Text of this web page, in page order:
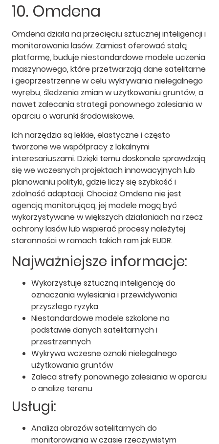
10. Omdena
Omdena działa na przecięciu sztucznej inteligencji i
monitorowania lasów. Zamiast oferować stałą
platformę, buduje niestandardowe modele uczenia
maszynowego, które przetwarzają dane satelitarne
i geoprzestrzenne w celu wykrywania nielegalnego
wyrębu, śledzenia zmian w użytkowaniu gruntów, a
nawet zalecania strategii ponownego zalesiania w
oparciu o warunki środowiskowe.
Ich narzędzia są lekkie, elastyczne i często
tworzone we współpracy z lokalnymi
interesariuszami. Dzięki temu doskonale sprawdzają
się we wczesnych projektach innowacyjnych lub
planowaniu polityki, gdzie liczy się szybkość i
zdolność adaptacji. Chociaż Omdena nie jest
agencją monitorującą, jej modele mogą być
wykorzystywane w większych działaniach na rzecz
ochrony lasów lub wspierać procesy należytej
staranności w ramach takich ram jak EUDR.
Najważniejsze informacje:
Wykorzystuje sztuczną inteligencję do
oznaczania wylesiania i przewidywania
przyszłego ryzyka
Niestandardowe modele szkolone na
podstawie danych satelitarnych i
przestrzennych
Wykrywa wczesne oznaki nielegalnego
użytkowania gruntów
Zaleca strefy ponownego zalesiania w oparciu
o analizę terenu
Usługi:
Analiza obrazów satelitarnych do
monitorowania w czasie rzeczywistym